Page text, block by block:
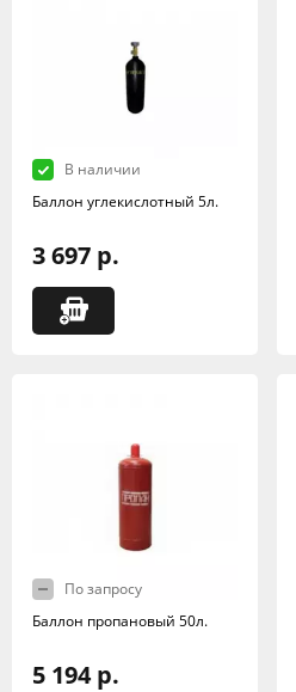
В наличии
Баллон углекислотный 5л.
3 697 р.
По запросу
Баллон пропановый 50л.
5 194 р.